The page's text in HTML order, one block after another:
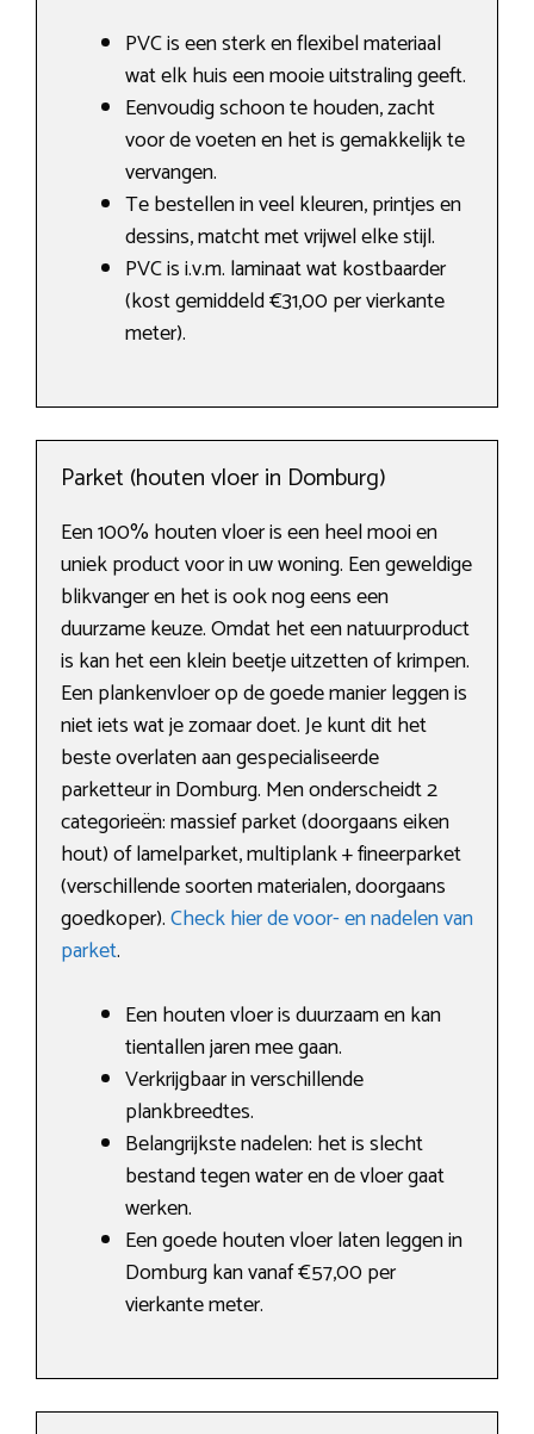
PVC is een sterk en flexibel materiaal
wat elk huis een mooie uitstraling geeft.
Eenvoudig schoon te houden, zacht
voor de voeten en het is gemakkelijk te
vervangen.
Te bestellen in veel kleuren, printjes en
dessins, matcht met vrijwel elke stijl.
PVC is i.v.m. laminaat wat kostbaarder
(kost gemiddeld €31,00 per vierkante
meter).
Parket (houten vloer in Domburg)
Een 100% houten vloer is een heel mooi en
uniek product voor in uw woning. Een geweldige
blikvanger en het is ook nog eens een
duurzame keuze. Omdat het een natuurproduct
is kan het een klein beetje uitzetten of krimpen.
Een plankenvloer op de goede manier leggen is
niet iets wat je zomaar doet. Je kunt dit het
beste overlaten aan gespecialiseerde
parketteur in Domburg. Men onderscheidt 2
categorieën: massief parket (doorgaans eiken
hout) of lamelparket, multiplank + fineerparket
(verschillende soorten materialen, doorgaans
goedkoper).Check hier de voor- en nadelen van
parket.
Een houten vloer is duurzaam en kan
tientallen jaren mee gaan.
Verkrijgbaar in verschillende
plankbreedtes.
Belangrijkste nadelen: het is slecht
bestand tegen water en de vloer gaat
werken.
Een goede houten vloer laten leggen in
Domburg kan vanaf €57,00 per
vierkante meter.